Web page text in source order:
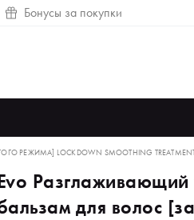
Бонусы за покупки
LOCKDOWN SMOOTHING
для волос